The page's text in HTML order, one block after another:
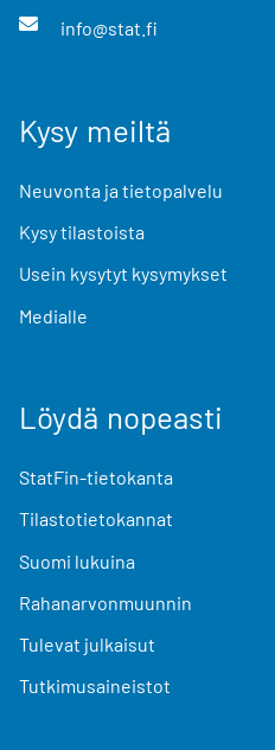
info@stat.fi
Kysy meiltä
Neuvonta ja tietopalvelu
Kysy tilastoista
Usein kysytyt kysymykset
Medialle
Löydä nopeasti
StatFin-tietokanta
Tilastotietokannat
Suomi lukuina
Rahanarvonmuunnin
Tulevat julkaisut
Tutkimusaineistot